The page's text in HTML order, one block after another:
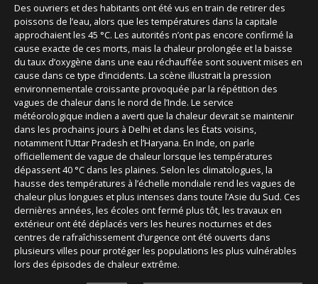
Des ouvriers et des habitants ont été vus en train de retirer des
poissons de l’eau, alors que les températures dans la capitale
approchaient les 45 °C. Les autorités n’ont pas encore confirmé la
cause exacte de ces morts, mais la chaleur prolongée et la baisse
du taux d’oxygène dans une eau réchauffée sont souvent mises en
cause dans ce type d’incidents. La scène illustrait la pression
environnementale croissante provoquée par la répétition des
vagues de chaleur dans le nord de l’Inde. Le service
météorologique indien a averti que la chaleur devrait se maintenir
dans les prochains jours à Delhi et dans les États voisins,
notamment l’Uttar Pradesh et l’Haryana. En Inde, on parle
officiellement de vague de chaleur lorsque les températures
dépassent 40 °C dans les plaines. Selon les climatologues, la
hausse des températures à l’échelle mondiale rend les vagues de
chaleur plus longues et plus intenses dans toute l’Asie du Sud. Ces
dernières années, les écoles ont fermé plus tôt, les travaux en
extérieur ont été déplacés vers les heures nocturnes et des
centres de rafraîchissement d’urgence ont été ouverts dans
plusieurs villes pour protéger les populations les plus vulnérables
lors des épisodes de chaleur extrême.